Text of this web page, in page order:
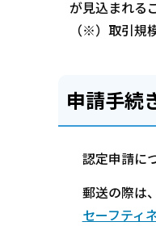
が見込まれる
（※）取引規
申請手続
認定申請に
郵送の際は
セーフティ